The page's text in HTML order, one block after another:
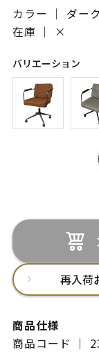
カラー ｜ ダー
在庫 ｜
×
バリエーション
再入荷
商品仕様
商品コード ｜